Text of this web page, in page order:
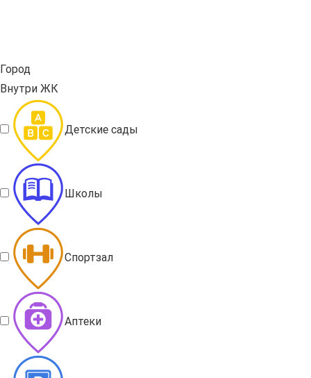
Город
Внутри ЖК
Детские сады
Школы
Спортзал
Аптеки